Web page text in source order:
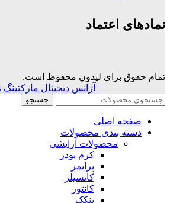
نمادهای اعتماد
تمام حقوق برای لیدون محفوظ است.
آژانس دیجیتال مارکتینگ
جستجو
صفحه اصلی
دسته بندی محصولات
محصولات آرایشی
کرم پودر
پرایمر
کانسیلر
کانتور
پنکک